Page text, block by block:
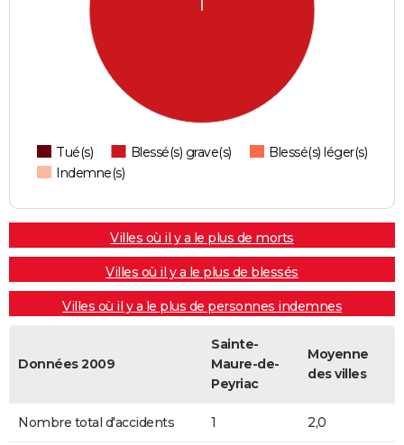
Tué(s) Blessé(s) grave(s)
Blessé(s) léger(s)
Indemne(s)
Villes où il y a le plus de morts
Villes où il y a le plus de blessés
Villes où il y a le plus de personnes indemnes
Données 2009
Sainte-
Maure-de-
Peyriac
Moyenne
des villes
Nombre total d'accidents 1 2,0